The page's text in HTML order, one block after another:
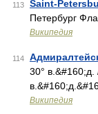
113 Saint-
Петербург
Википедия
114
30°
Википедия